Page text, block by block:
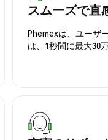
スムーズで直
Phemexは、ユーザ
は、1秒間に最大30